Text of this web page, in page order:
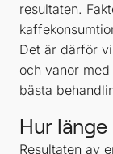
resultaten.
Det är därför
och vanor
bästa
Hur
Resultaten av